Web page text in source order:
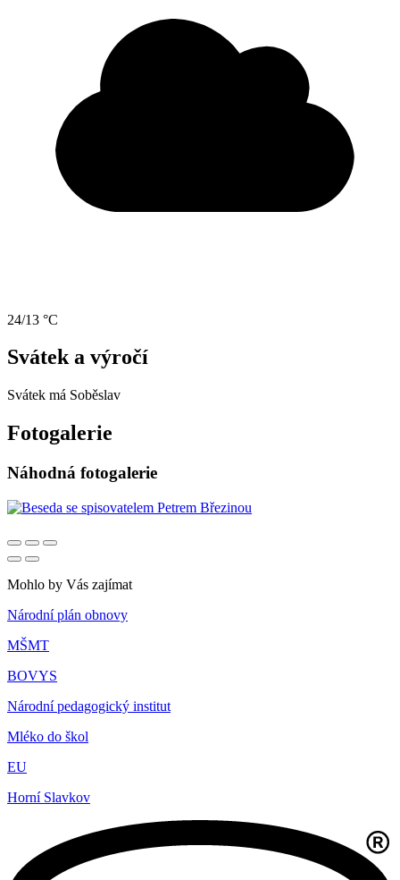
24/13 °C
Svátek a výročí
Svátek má Soběslav
Fotogalerie
Náhodná fotogalerie
Mohlo by Vás zajímat
Národní plán obnovy
MŠMT
BOVYS
Národní pedagogický institut
Mléko do škol
EU
Horní Slavkov